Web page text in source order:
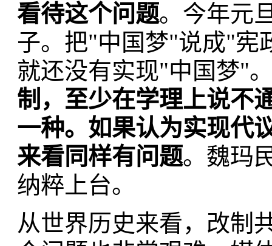
看待这个问题。今年元
子。把"中国梦"说成"宪
就还没有实现"中国梦"
制，至少在学理上说不
一种。如果认为实现代
来看同样有问题。魏玛
纳粹上台。
从世界历史来看，改制